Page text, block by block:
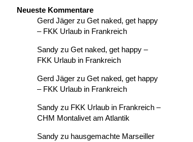
Neueste Kommentare
Gerd Jägerzu Get naked, get happy
– FKK Urlaub in Frankreich
Sandyzu Get naked, get happy –
FKK Urlaub in Frankreich
Gerd Jägerzu Get naked, get happy
– FKK Urlaub in Frankreich
Sandyzu FKK Urlaub in Frankreich –
CHM Montalivet am Atlantik
Sandyzu hausgemachte Marseiller